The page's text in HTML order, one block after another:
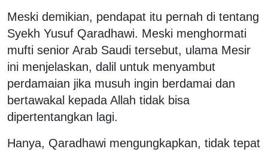
Meski demikian, pendapat itu pernah di tentang
Syekh Yusuf Qaradhawi. Meski menghormati
mufti senior Arab Saudi tersebut, ulama Mesir
ini menjelaskan, dalil untuk menyambut
perdamaian jika musuh ingin berdamai dan
bertawakal kepada Allah tidak bisa
dipertentangkan lagi.
Hanya, Qaradhawi mengungkapkan, tidak tepat